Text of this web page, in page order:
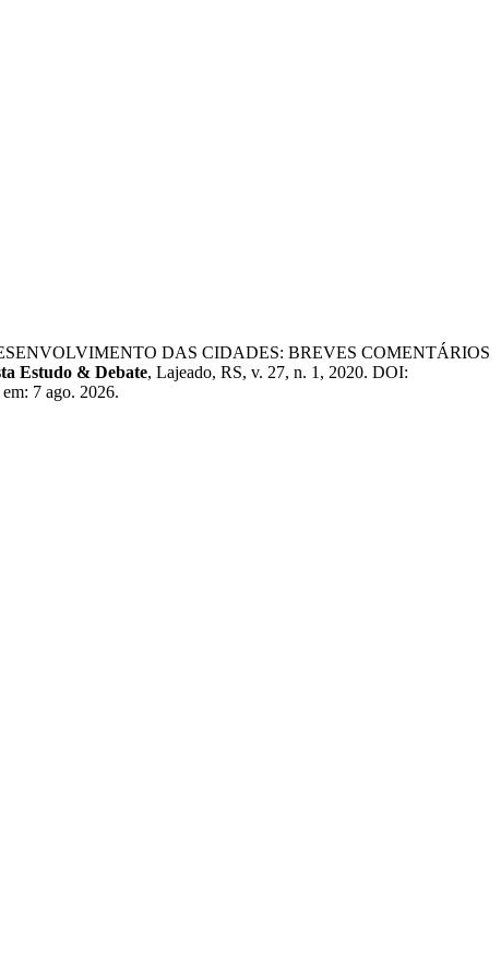
DAS CIDADES: BREVES COMENTÁRIOS
Estudo & Debate, Lajeado, RS, v. 27, n. 1, 2020. DOI:
7 ago. 2026.